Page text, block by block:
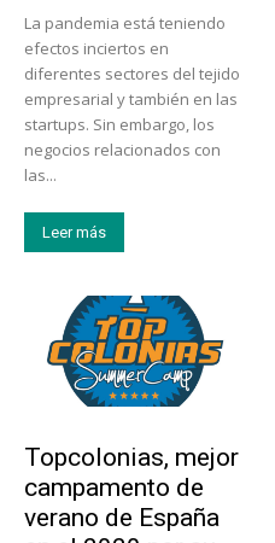
La pandemia está teniendo
efectos inciertos en
diferentes sectores del tejido
empresarial y también en las
startups. Sin embargo, los
negocios relacionados con
las...
Leer más
Topcolonias, mejor
campamento de
verano de España